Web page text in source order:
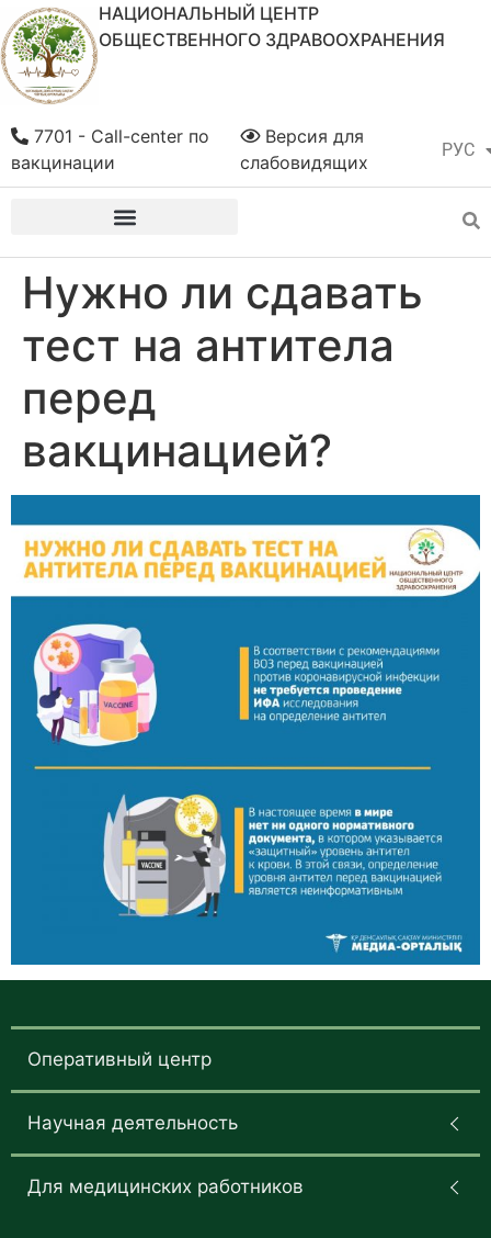
НАЦИОНАЛЬНЫЙ ЦЕНТР
ОБЩЕСТВЕННОГО ЗДРАВООХРАНЕНИЯ
РУС
ҚАЗ
Версия для
слабовидящих
7701 - Call-center по
вакцинации
Нужно ли сдавать
тест на антитела
перед
вакцинацией?
Оперативный центр
Научная деятельность
Для медицинских работников